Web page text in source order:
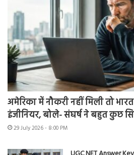
अमेरिका में नौकरी नहीं मिली तो
इंजीनियर, बोले- संघर्ष ने बहुत कुछ
29 July 2026 - 8:00 PM